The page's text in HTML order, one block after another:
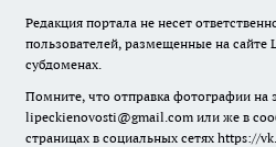
Редакция портала не несет
пользователей, размещенные на сайте
субдоменах.
Помните, что отправка фотографии на
lipeckienovosti@gmail.com или же в
страницах в социальных сетях https://